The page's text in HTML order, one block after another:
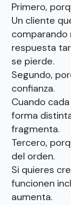
Primero,
Un cliente
comparando
respuesta
se pierde.
Segundo,
confianza.
Cuando
forma
fragmenta.
Tercero,
del orden.
Si quieres
funcionen
aumenta.